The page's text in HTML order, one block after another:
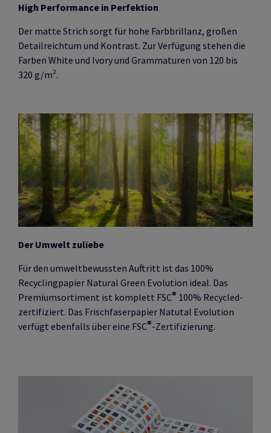
High Performance in Perfektion
Der matte Strich sorgt für hohe Farbbrillanz, großen
Detailreichtum und Kontrast. Zur Verfügung stehen die
Farben White und Ivory und Grammaturen von 120 bis
320 g/m².
Der Umwelt zuliebe
Für den umweltbewussten Auftritt ist das 100%
Recyclingpapier Natural Green Evolution ideal. Das
Premiumsortiment ist komplett FSC® 100% Recycled-
zertifiziert. Das Frischfaserpapier Natutal Evolution
verfügt ebenfalls über eine FSC®-Zertifizierung.